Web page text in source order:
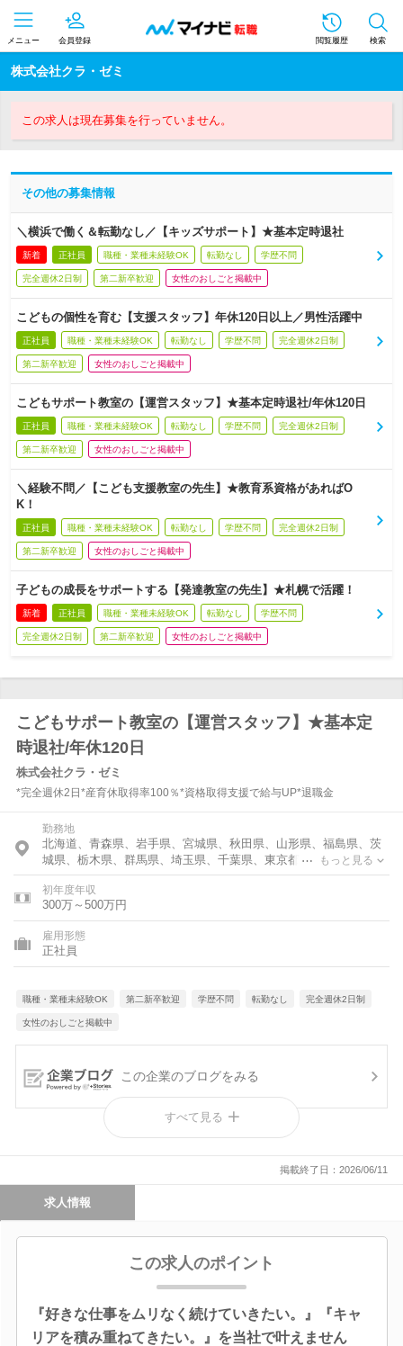
メニュー 会員登録 閲覧履歴 検索
株式会社クラ・ゼミ
この求人は現在募集を行っていません。
その他の募集情報
＼横浜で働く＆転勤なし／【キッズサポート】★基本定時退社
新着 正社員 職種・業種未経験OK 転勤なし 学歴不問
完全週休2日制 第二新卒歓迎 女性のおしごと掲載中
こどもの個性を育む【支援スタッフ】年休120日以上／男性活躍中
正社員 職種・業種未経験OK 転勤なし 学歴不問 完全週休2日制
第二新卒歓迎 女性のおしごと掲載中
こどもサポート教室の【運営スタッフ】★基本定時退社/年休120日
正社員 職種・業種未経験OK 転勤なし 学歴不問 完全週休2日制
第二新卒歓迎 女性のおしごと掲載中
＼経験不問／【こども支援教室の先生】★教育系資格があればO
K！
正社員 職種・業種未経験OK 転勤なし 学歴不問 完全週休2日制
第二新卒歓迎 女性のおしごと掲載中
子どもの成長をサポートする【発達教室の先生】★札幌で活躍！
新着 正社員 職種・業種未経験OK 転勤なし 学歴不問
完全週休2日制 第二新卒歓迎 女性のおしごと掲載中
こどもサポート教室の【運営スタッフ】★基本定
時退社/年休120日
株式会社クラ・ゼミ
*完全週休2日*産育休取得率100％*資格取得支援で給与UP*退職金
勤務地
北海道、青森県、岩手県、宮城県、秋田県、山形県、福島県、茨
城県、栃木県、群馬県、埼玉県、千葉県、東京都、神奈川県、石
川県、新潟県、長野県、岐阜県、静岡県、愛知県、三重県、滋賀
県、京都府、大阪府、兵庫県、奈良県、和歌山県、岡山県、広島
県、山口県、徳島県、香川県、福岡県、長崎県、熊本県、大分
県、宮崎県、沖縄県
もっと見る
初年度年収
300万～500万円
雇用形態
正社員
職種・業種未経験OK 第二新卒歓迎 学歴不問 転勤なし 完全週休2日制
女性のおしごと掲載中
この企業のブログをみる
シゴトの魅力を動画でチェック
すべて見る
掲載終了日：2026/06/11
求人情報
この求人のポイント
『好きな仕事をムリなく続けていきたい。』『キャ
リアを積み重ねてきたい。』を当社で叶えません